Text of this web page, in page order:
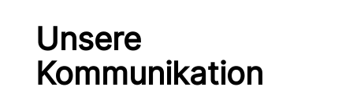
Unsere
Kommunikation